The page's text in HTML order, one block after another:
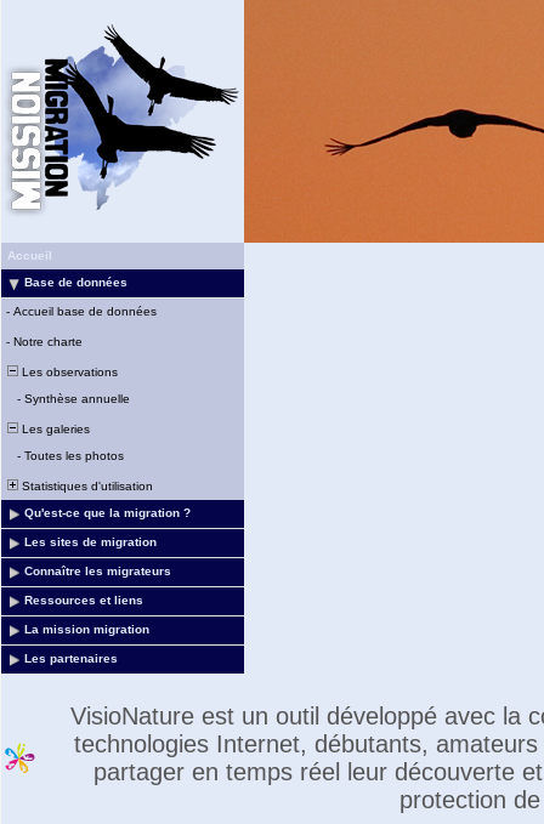
Accueil
Base de données
- Accueil base de données
- Notre charte
Les observations
- Synthèse annuelle
Les galeries
- Toutes les photos
Statistiques d'utilisation
Qu'est-ce que la migration ?
Les sites de migration
Connaître les migrateurs
Ressources et liens
La mission migration
Les partenaires
VisioNature est un outil développé avec la
technologies Internet, débutants,
partager en temps réel leur découverte
protection